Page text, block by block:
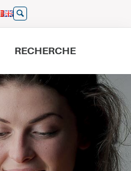
RECHERCHE
OUVERTES